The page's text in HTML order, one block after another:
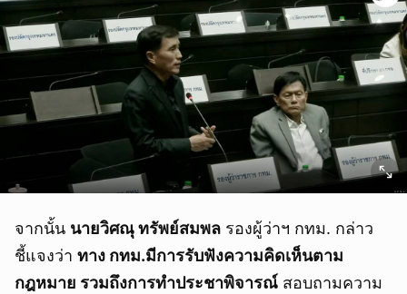
จากนั้น นายวิศณุ ทรัพย์สมพล รองผู้ว่าฯ กทม. กล่าว
ชี้แจงว่า ทาง กทม.มีการรับฟังความคิดเห็นตาม
กฎหมาย รวมถึงการทำประชาพิจารณ์ สอบถามความ